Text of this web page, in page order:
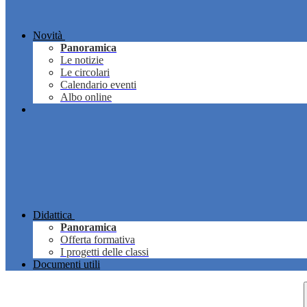
Novità
Panoramica
Le notizie
Le circolari
Calendario eventi
Albo online
Didattica
Panoramica
Offerta formativa
I progetti delle classi
Documenti utili